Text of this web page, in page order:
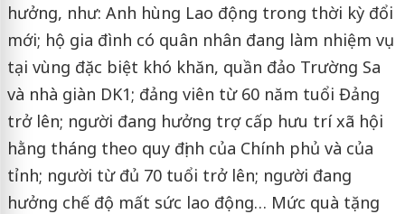
hưởng, như: Anh hùng Lao động trong thời kỳ đổi
mới; hộ gia đình có quân nhân đang làm nhiệm vụ
tại vùng đặc biệt khó khăn, quần đảo Trường Sa
và nhà giàn DK1; đảng viên từ 60 năm tuổi Đảng
trở lên; người đang hưởng trợ cấp hưu trí xã hội
hằng tháng theo quy định của Chính phủ và của
tỉnh; người từ đủ 70 tuổi trở lên; người đang
hưởng chế độ mất sức lao động… Mức quà tặng